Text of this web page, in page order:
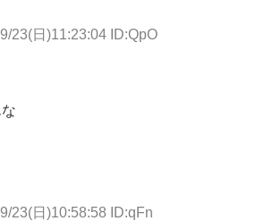
23(日)11:23:04 ID:QpO
23(日)10:58:58 ID:qFn